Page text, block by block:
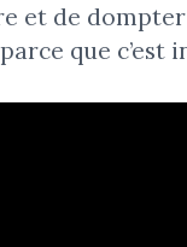
et de
que c’est